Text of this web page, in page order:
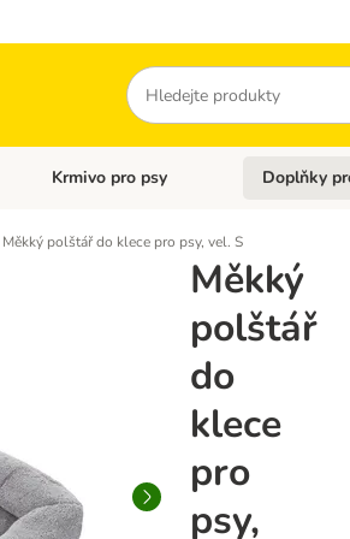
Hledat
Otevřít menu: Doplňky pro kočky
Krmivo pro psy Otevřít
Doplňky
Měkký polštář do klece pro psy, vel. S
Měkký
polštář
do
klece
pro
psy,